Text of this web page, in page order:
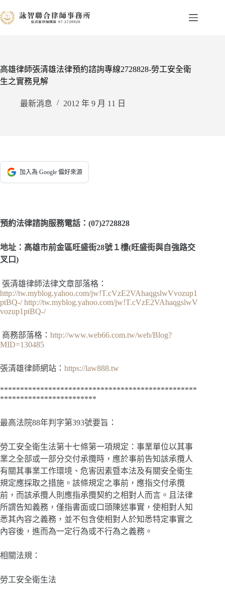
至
容
高雄律師張清雄法律預約諮詢專線2728828-勞工安全衛
生之實務見解
最新消息 2012 年 9 月 11 日
加入為 Google 偏好來源
預約法律諮詢服務電話：(07)2728828
地址：高雄市前金區旺盛街28號１樓(旺盛街與自強路交
叉口)
張清雄律師法律文章部落格：
http://tw.myblog.yahoo.com/jw!T.cVzE2VAhaqgslwVvozup1
ptBQ-/ http://tw.myblog.yahoo.com/jw!T.cVzE2VAhaqgslwV
vozup1ptBQ-/
商務部落格： http://www.web66.com.tw/web/Blog?
MID=130485
張清雄律師網站： https://law888.tw
*************************************************
************************
最高法院88年判字第393號要旨：
勞工安全衛生法第十七條第一項規定：事業單位以其事
業之全部或一部分交付承攬時，應於事前告知該承攬人
有關其事業工作環境、危害因素暨本法及有關安全衛生
規定應採取之措施。該條規定之事前，應指交付承攬
前，而該承攬人則應指承攬契約之相對人而言。且法律
所謂告知義務，僅指書面或口頭陳述事實，使相對人知
悉其內容之義務，並不包含使相對人於知悉特定事實之
內容後，進而為一定行為或不行為之義務。
相關法規：
勞工安全衛生法